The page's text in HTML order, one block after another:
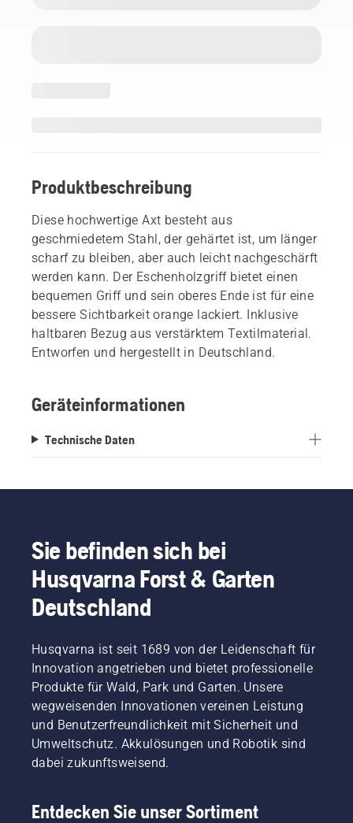
Produktbeschreibung
Diese hochwertige Axt besteht aus
geschmiedetem Stahl, der gehärtet ist, um länger
scharf zu bleiben, aber auch leicht nachgeschärft
werden kann. Der Eschenholzgriff bietet einen
bequemen Griff und sein oberes Ende ist für eine
bessere Sichtbarkeit orange lackiert. Inklusive
haltbaren Bezug aus verstärktem Textilmaterial.
Entworfen und hergestellt in Deutschland.
Geräteinformationen
Technische Daten
Sie befinden sich bei
Husqvarna Forst & Garten
Deutschland
Husqvarna ist seit 1689 von der Leidenschaft für
Innovation angetrieben und bietet professionelle
Produkte für Wald, Park und Garten. Unsere
wegweisenden Innovationen vereinen Leistung
und Benutzerfreundlichkeit mit Sicherheit und
Umweltschutz. Akkulösungen und Robotik sind
dabei zukunftsweisend.
Entdecken Sie unser Sortiment